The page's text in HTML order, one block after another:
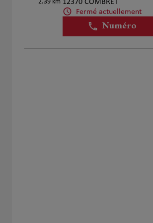
2.39 km 12370 COMBRET
Fermé actuellement
Numéro